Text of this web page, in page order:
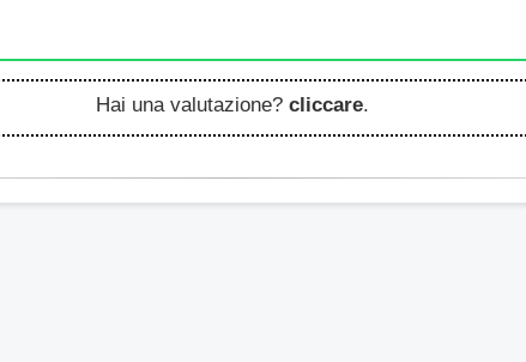
Hai una valutazione? cliccare.